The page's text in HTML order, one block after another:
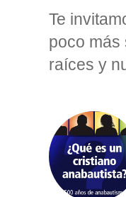
Te
poco más
raíces y